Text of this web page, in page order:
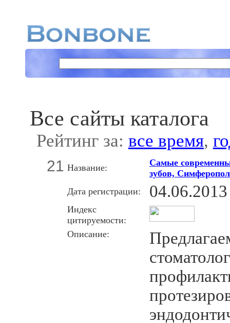
Все сайты каталога
Рейтинг за: все время,
21 Название:
Cамые
зубов,
Дата регистрации:
04.06.2013
Индекс
цитируемости:
Описание: